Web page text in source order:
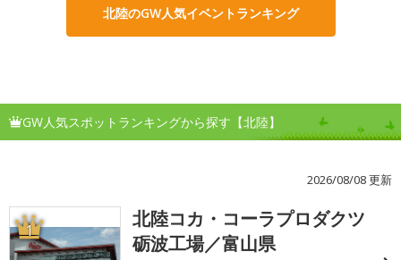
北陸のGW人気イベントランキング
GW人気スポットランキングから探す【北陸】
2026/08/08 更新
1
北陸コカ・コーラプロダクツ
砺波工場／富山県